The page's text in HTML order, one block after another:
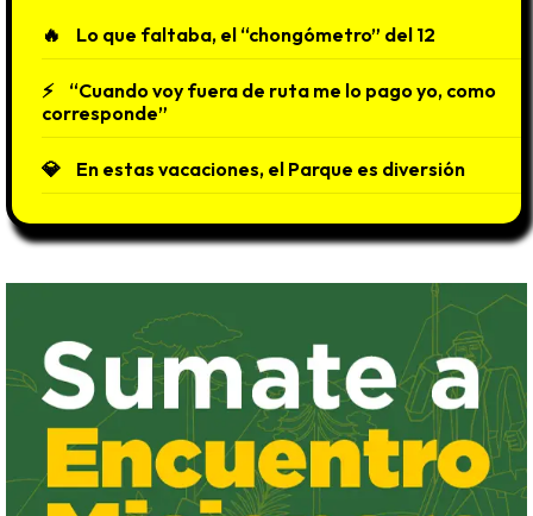
Lo que faltaba, el “chongómetro” del 12
“Cuando voy fuera de ruta me lo pago yo, como
corresponde”
En estas vacaciones, el Parque es diversión